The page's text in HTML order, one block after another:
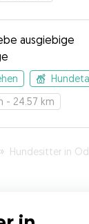
ausgiebige
- 24.57 km
» Hundesitter in